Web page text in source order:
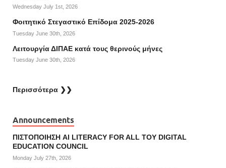
Wednesday July 1st, 2026
Φοιτητικό Στεγαστικό Επίδομα 2025-2026
Tuesday June 30th, 2026
Λειτουργία ΔΙΠΑΕ κατά τους θερινούς μήνες
Tuesday June 30th, 2026
Περισσότερα ❯❯
Announcements
ΠΙΣΤΟΠΟΙΗΣΗ AI LITERACY FOR ALL ΤΟΥ DIGITAL
EDUCATION COUNCIL
Monday July 27th, 2026